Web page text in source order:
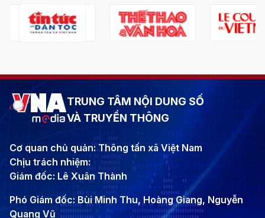
TRUNG TÂM NỘI DUNG SỐ
VÀ TRUYỀN THÔNG
Cơ quan chủ quản: Thông tấn xã Việt Nam
Chịu trách nhiệm:
Giám đốc: Lê Xuân Thành
Phó Giám đốc: Bùi Minh Thu, Hoàng Giang, Nguyễn
Quang Vũ